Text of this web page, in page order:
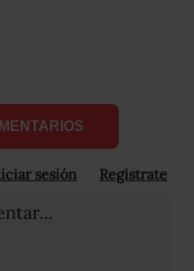
sesión Registrate